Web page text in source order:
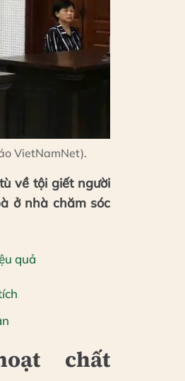
VietNamNet).
về tội giết người
ở nhà chăm sóc
quả
chất